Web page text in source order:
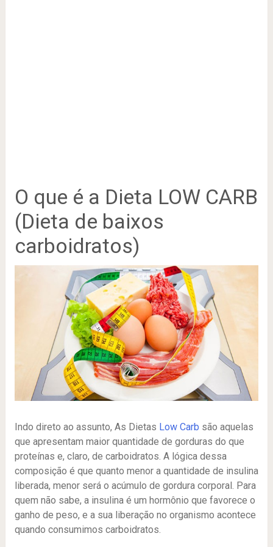
O que é a Dieta LOW CARB
(Dieta de baixos
carboidratos)
Indo direto ao assunto, As Dietas Low Carb são aquelas
que apresentam maior quantidade de gorduras do que
proteínas e, claro, de carboidratos. A lógica dessa
composição é que quanto menor a quantidade de insulina
liberada, menor será o acúmulo de gordura corporal. Para
quem não sabe, a insulina é um hormônio que favorece o
ganho de peso, e a sua liberação no organismo acontece
quando consumimos carboidratos.